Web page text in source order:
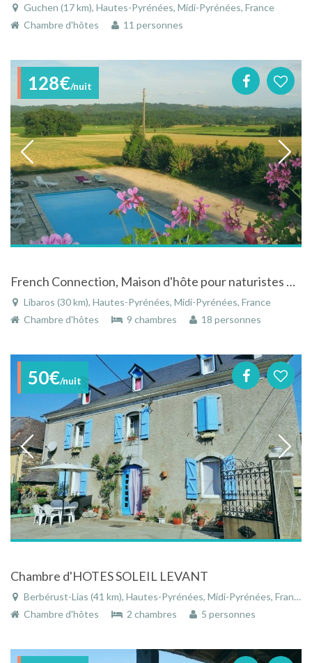
Guchen (17 km), Hautes-Pyrénées, Midi-Pyrénées, France
Chambre d'hôtes
11 personnes
128€/nuit
French Connection, Maison d'hôte pour naturistes dans les Hautes Pyrénées
Libaros (30 km), Hautes-Pyrénées, Midi-Pyrénées, France
Chambre d'hôtes
9 chambres 18 personnes
50€/nuit
Chambre d'HOTES SOLEIL LEVANT
Berbérust-Lias (41 km), Hautes-Pyrénées, Midi-Pyrénées, France
Chambre d'hôtes
2 chambres 5 personnes